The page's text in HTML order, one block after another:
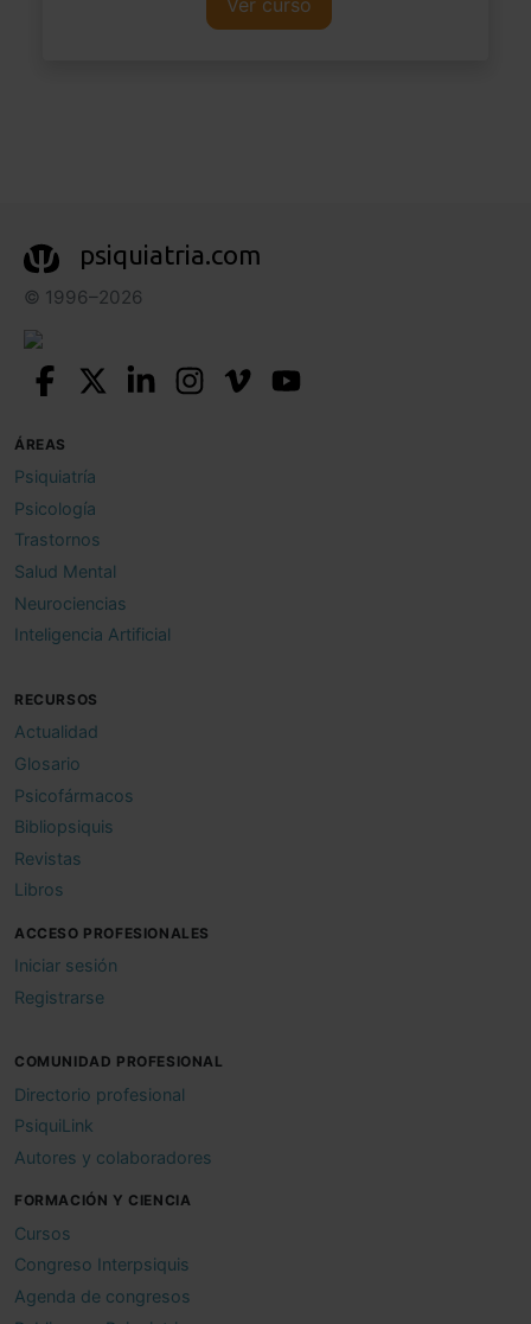
Ver curso
psiquiatria.com
© 1996–2026
ÁREAS
Psiquiatría
Psicología
Trastornos
Salud Mental
Neurociencias
Inteligencia Artificial
RECURSOS
Actualidad
Glosario
Psicofármacos
Bibliopsiquis
Revistas
Libros
ACCESO PROFESIONALES
Iniciar sesión
Registrarse
COMUNIDAD PROFESIONAL
Directorio profesional
PsiquiLink
Autores y colaboradores
FORMACIÓN Y CIENCIA
Cursos
Congreso Interpsiquis
Agenda de congresos